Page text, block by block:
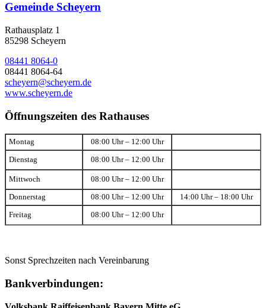
Gemeinde Scheyern
Rathausplatz 1
85298 Scheyern
08441 8064-0
08441 8064-64
scheyern@scheyern.de
www.scheyern.de
Öffnungszeiten des Rathauses
Montag 08:00 Uhr – 12:00 Uhr
Dienstag 08:00 Uhr – 12:00 Uhr
Mittwoch 08:00 Uhr – 12:00 Uhr
Donnerstag 08:00 Uhr – 12:00 Uhr 14:00 Uhr – 18:00 Uhr
Freitag 08:00 Uhr – 12:00 Uhr
Sonst Sprechzeiten nach Vereinbarung
Bankverbindungen: